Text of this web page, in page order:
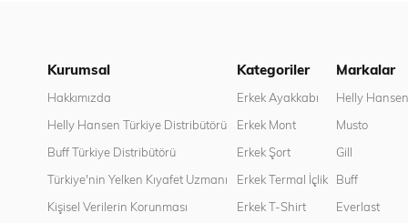
Kurumsal
Hakkımızda
Helly Hansen Türkiye Distribütörü
Buff Türkiye Distribütörü
Türkiye'nin Yelken Kıyafet Uzmanı
Kişisel Verilerin Korunması
Kategoriler
Erkek Ayakkabı
Erkek Mont
Erkek Şort
Erkek Termal İçlik
Erkek T-Shirt
Markalar
Helly Hansen
Musto
Gill
Buff
Everlast